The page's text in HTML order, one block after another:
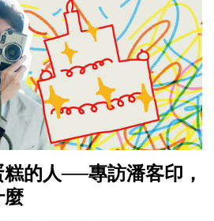
的人──專訪潘客印，
麼